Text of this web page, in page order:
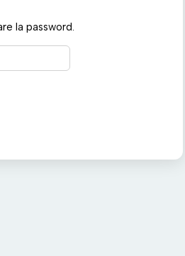
la password.